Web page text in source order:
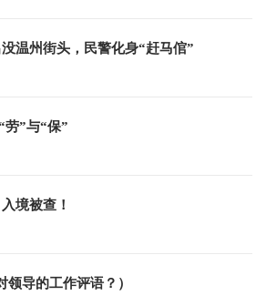
温州街头，民警化身“赶马倌”
劳”与“保”
境被查！
导的工作评语？）